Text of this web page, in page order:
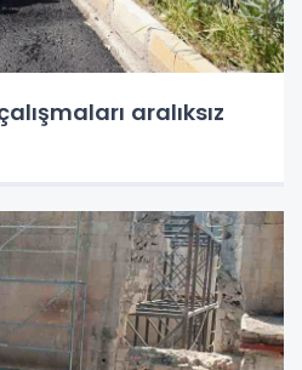
aralıksız